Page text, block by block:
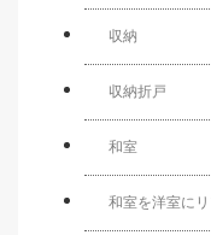
収納
収納折戸
和室
和室を洋室に